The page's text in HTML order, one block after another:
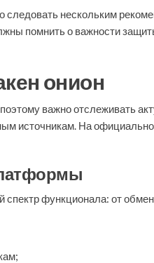
следовать нескольким
помнить о важности
онион
важно отслеживать
источникам. На
спектр функционала: от